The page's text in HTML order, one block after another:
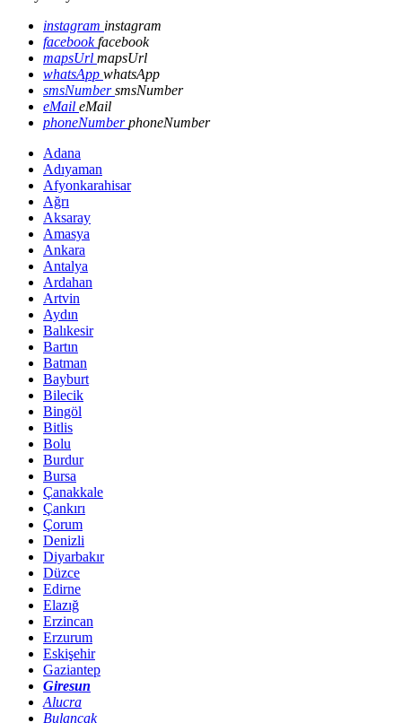
instagram instagram
facebookfacebook
mapsUrl mapsUrl
whatsApp whatsApp
smsNumbersmsNumber
eMail eMail
phoneNumberphoneNumber
Adana
Adıyaman
Afyonkarahisar
Ağrı
Aksaray
Amasya
Ankara
Antalya
Ardahan
Artvin
Aydın
Balıkesir
Bartın
Batman
Bayburt
Bilecik
Bingöl
Bitlis
Bolu
Burdur
Bursa
Çanakkale
Çankırı
Çorum
Denizli
Diyarbakır
Düzce
Edirne
Elazığ
Erzincan
Erzurum
Eskişehir
Gaziantep
Giresun
Alucra
Bulancak